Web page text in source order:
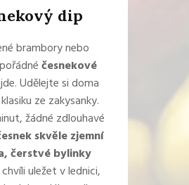
dip
brambory nebo
česnekové
Udělejte si doma
ze zakysanky.
žádné zdlouhavé
skvěle zjemní
čerstvé bylinky
uležet v lednici,